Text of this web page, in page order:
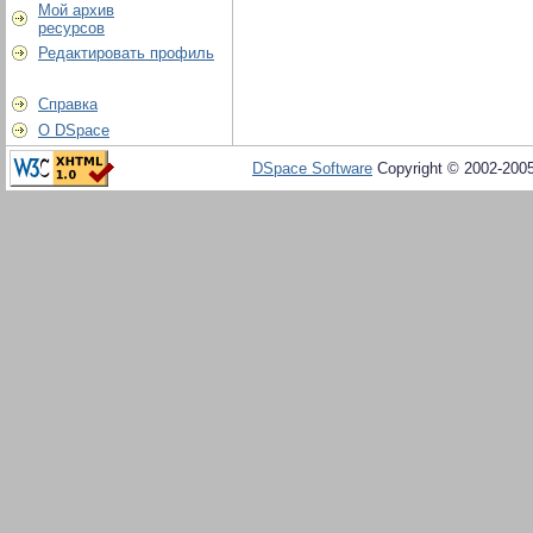
Мой архив
ресурсов
Редактировать профиль
Справка
О DSpace
DSpace Software Copyright © 2002-